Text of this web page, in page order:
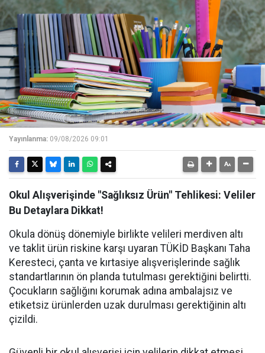
Yayınlanma: 09/08/2026 09:01
Okul Alışverişinde "Sağlıksız Ürün" Tehlikesi: Veliler
Bu Detaylara Dikkat!
Okula dönüş dönemiyle birlikte velileri merdiven altı
ve taklit ürün riskine karşı uyaran TÜKİD Başkanı Taha
Keresteci, çanta ve kırtasiye alışverişlerinde sağlık
standartlarının ön planda tutulması gerektiğini belirtti.
Çocukların sağlığını korumak adına ambalajsız ve
etiketsiz ürünlerden uzak durulması gerektiğinin altı
çizildi.